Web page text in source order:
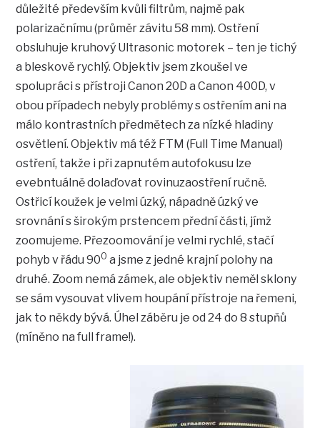
důležité především kvůli filtrům, najmě pak
polarizačnímu (průměr závitu 58 mm). Ostření
obsluhuje kruhový Ultrasonic motorek – ten je tichý
a bleskově rychlý. Objektiv jsem zkoušel ve
spolupráci s přístroji Canon 20D a Canon 400D, v
obou případech nebyly problémy s ostřením ani na
málo kontrastních předmětech za nízké hladiny
osvětlení. Objektiv má též FTM (Full Time Manual)
ostření, takže i při zapnutém autofokusu lze
evebntuálně dolaďovat rovinuzaostření ručně.
Ostřicí koužek je velmi úzký, nápadně úzký ve
srovnání s širokým prstencem přední části, jímž
zoomujeme. Přezoomování je velmi rychlé, stačí
pohyb v řádu 900 a jsme z jedné krajní polohy na
druhé. Zoom nemá zámek, ale objektiv neměl sklony
se sám vysouvat vlivem houpání přístroje na řemeni,
jak to někdy bývá. Úhel záběru je od 24 do 8 stupňů
(míněno na full frame!).